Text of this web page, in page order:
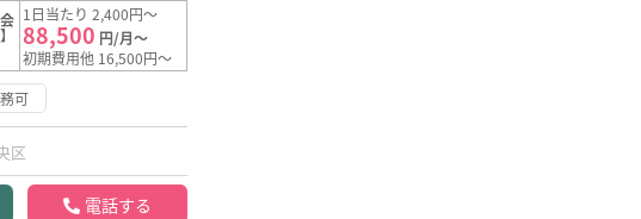
1日当たり 2,400円～
88,500 円/月～
初期費用他 16,500円～
可
区
電話する